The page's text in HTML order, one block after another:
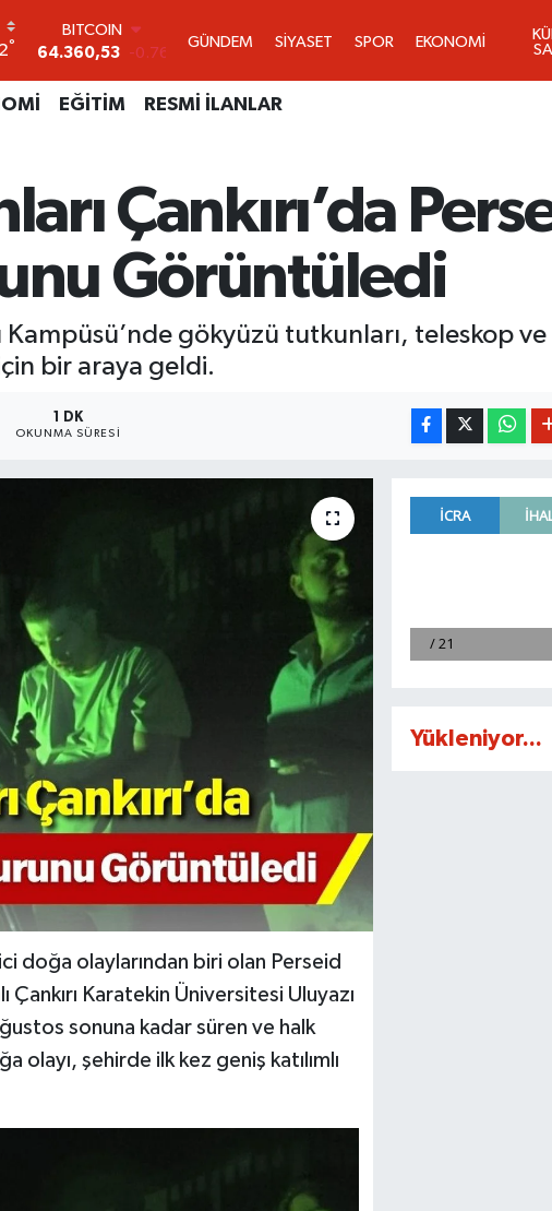
°
DOLAR
47,7069
0.17
55,0265 0.01
2.12
BİST100
13.887
64
BITCOIN
64.360,53
-0.76
GÜNDEM SİYASET SPOR EKONOMİ
EĞİTİM RESMİ İLANLAR
Çankırı’da
Görüntüledi
Kampüsü’nde gökyüzü tutkunları, teleskop
bir araya geldi.
1 DK
OKUNMA SÜRESI
doğa olaylarından biri olan Perseid
Çankırı Karatekin Üniversitesi Uluyazı
sonuna kadar süren ve halk
olayı, şehirde ilk kez geniş katılımlı
Yükleniyor...